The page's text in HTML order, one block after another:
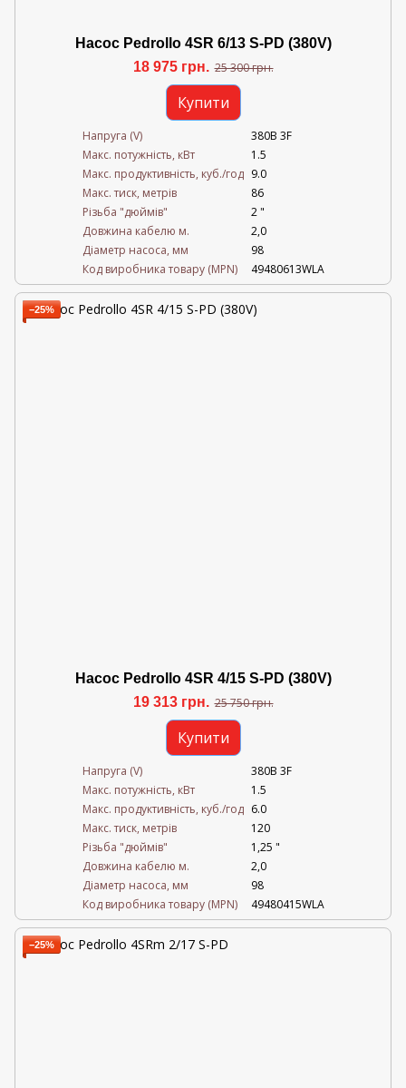
Насос Pedrollo 4SR 6/13 S-PD (380V)
18 975 грн. 25 300 грн.
Купити
Напруга (V)
380В 3F
Mакс. потужність, кВт
1.5
Mакс. продуктивність, куб./год 9.0
Maкс. тиск, метрів
86
Різьба "дюймів"
2 "
Довжина кабелю м.
2,0
Діаметр насоса, мм
98
Код виробника товару (MPN)
49480613WLA
−25%
Насос Pedrollo 4SR 4/15 S-PD (380V)
19 313 грн. 25 750 грн.
Купити
Напруга (V)
380В 3F
Mакс. потужність, кВт
1.5
Mакс. продуктивність, куб./год 6.0
Maкс. тиск, метрів
120
Різьба "дюймів"
1,25 "
Довжина кабелю м.
2,0
Діаметр насоса, мм
98
Код виробника товару (MPN)
49480415WLA
−25%